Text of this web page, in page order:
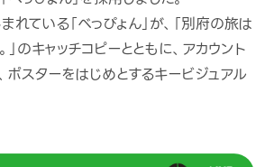
れている「べっぴょん」が、「別府の旅は
」のキャッチコピーとともに、アカウント
ポスターをはじめとするキービジュアル